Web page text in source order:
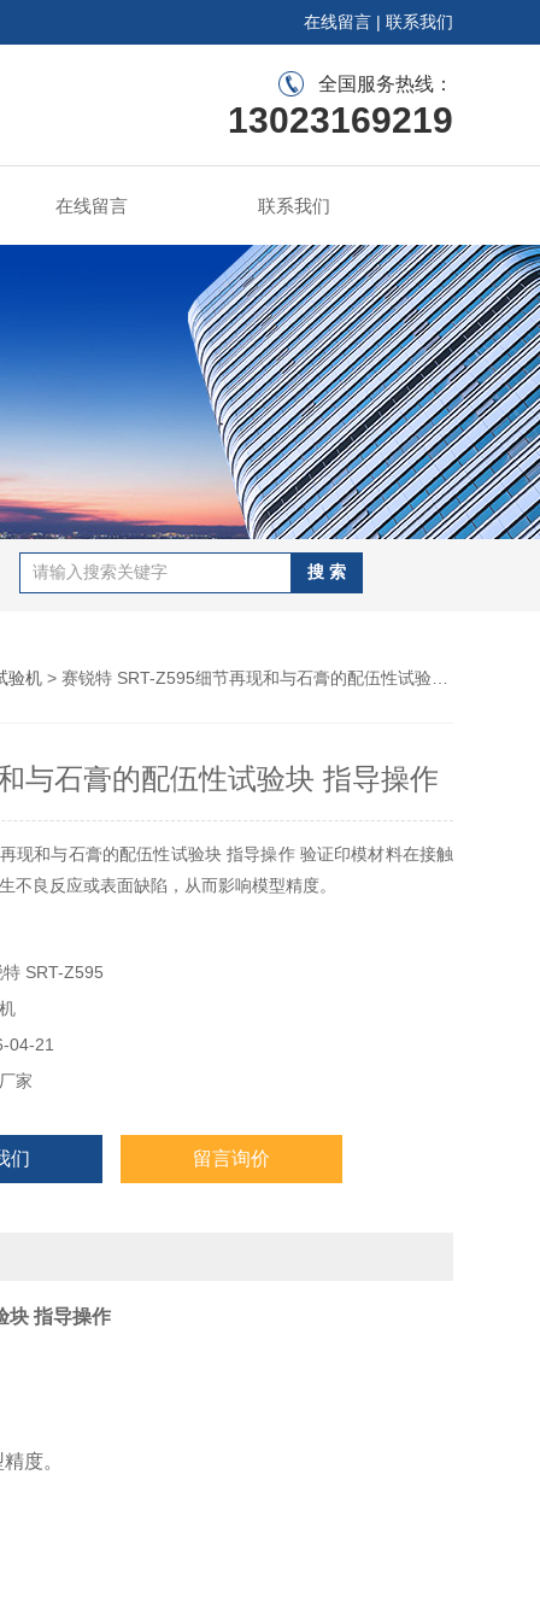
在线留言 | 联系我们
全国服务热线：
13023169219
在线留言 联系我们
验机 > 赛锐特 SRT-Z595细节再现和与石膏的配伍性试验块 指导操作
与石膏的配伍性试验块 指导操作
现和与石膏的配伍性试验块 指导操作 验证印模材料在接触
不良反应或表面缺陷，从而影响模型精度。
SRT-Z595
04-21
家
们 留言询价
块 指导操作
度。